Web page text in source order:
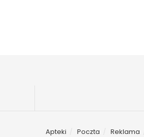
Apteki Poczta Reklama